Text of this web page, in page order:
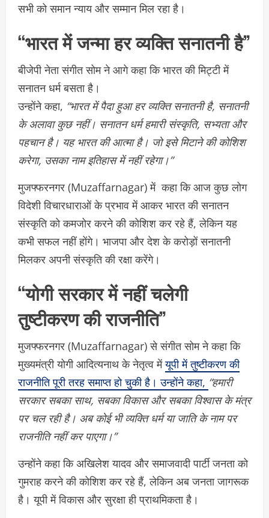
सभी को समान न्याय और सम्मान मिल रहा है।
“भारत में जन्मा हर व्यक्ति सनातनी है”
बीजेपी नेता संगीत सोम ने आगे कहा कि भारत की मिट्टी में
सनातन धर्म बसता है।
उन्होंने कहा, “भारत में पैदा हुआ हर व्यक्ति सनातनी है, सनातनी
के अलावा कुछ नहीं। सनातन धर्म हमारी संस्कृति, सभ्यता और
पहचान है। यह भारत की आत्मा है। जो इसे मिटाने की कोशिश
करेगा, उसका नाम इतिहास में नहीं रहेगा।”
मुजफ्फरनगर (Muzaffarnagar) में कहा कि आज कुछ लोग
विदेशी विचारधाराओं के प्रभाव में आकर भारत की सनातन
संस्कृति को कमजोर करने की कोशिश कर रहे हैं, लेकिन यह
कभी सफल नहीं होंगे। भाजपा और देश के करोड़ों सनातनी
मिलकर अपनी संस्कृति की रक्षा करेंगे।
“योगी सरकार में नहीं चलेगी
तुष्टीकरण की राजनीति”
मुजफ्फरनगर (Muzaffarnagar) से संगीत सोम ने कहा कि
मुख्यमंत्री योगी आदित्यनाथ के नेतृत्व मेंयूपी में तुष्टीकरण की
राजनीति पूरी तरह समाप्त हो चुकी है। उन्होंने कहा, “हमारी
सरकार सबका साथ, सबका विकास और सबका विश्वास के मंत्र
पर चल रही है। अब कोई भी व्यक्ति धर्म या जाति के नाम पर
राजनीति नहीं कर पाएगा।”
उन्होंने कहा कि अखिलेश यादव और समाजवादी पार्टी जनता को
गुमराह करने की कोशिश कर रहे हैं, लेकिन अब जनता जागरूक
है। यूपी में विकास और सुरक्षा ही प्राथमिकता है।